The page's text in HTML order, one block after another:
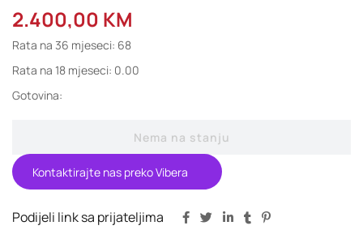
2.400,00 KM
Rata na 36 mjeseci: 68
Rata na 18 mjeseci: 0.00
Gotovina:
Nema na stanju
Kontaktirajte nas preko Vibera
Podijeli link sa prijateljima